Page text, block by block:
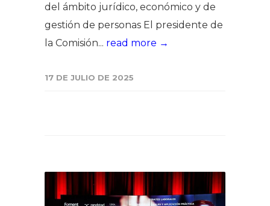
del ámbito jurídico, económico y de
gestión de personas El presidente de
la Comisión... read more →
17 DE JULIO DE 2025